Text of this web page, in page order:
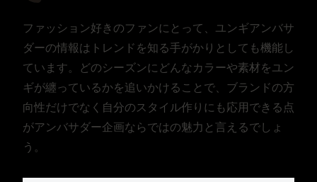
ファッション好きのファンにとって、ユンギアンバサ
ダーの情報はトレンドを知る手がかりとしても機能し
ています。どのシーズンにどんなカラーや素材をユン
ギが纏っているかを追いかけることで、ブランドの方
向性だけでなく自分のスタイル作りにも応用できる点
がアンバサダー企画ならではの魅力と言えるでしょ
う。